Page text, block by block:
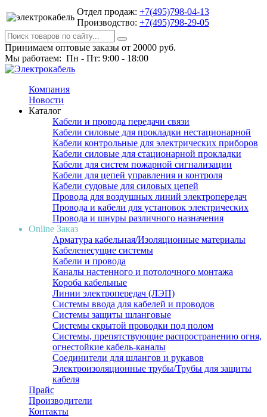
Отдел продаж: +7(495)798-04-13
Производство: +7(495)798-29-05
Принимаем оптовые заказы от 20000 руб.
Мы работаем: Пн - Пт: 9:00 - 18:00
Компания
Новости
Каталог
Кабели и провода передачи связи
Кабели силовые для прокладки нестационарной
Кабели контрольные для электрических приборов
Кабели силовые для стационарной прокладки
Кабели для систем пожарной сигнализации
Кабели для цепей управления и контроля
Кабели судовые для силовых цепей
Провода для воздушных линий электропередач
Провода и кабели для установок электрических
Провода и шнуры различного назначения
Online Заказ
Арматура кабельная/Изоляционные материалы
Кабеленесущие системы
Кабели и провода
Каналы настенного и потолочного монтажа
Короба кабельные
Линии электропередач (ЛЭП)
Системы ввода для кабелей и проводов
Системы защиты шланговые
Системы скрытой проводки под полом
Системы, препятствующие распространению огня,
огнестойкие кабель-каналы
Соединители для шлангов и рукавов
Электроизоляционные трубы/Трубы для защиты
кабеля
Прайс
Производители
Контакты